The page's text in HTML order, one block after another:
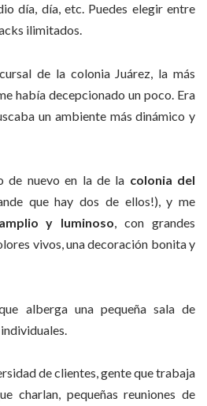
día, día, etc. Puedes elegir entre
ilimitados.
de la colonia Juárez, la más
había decepcionado un poco. Era
un ambiente más dinámico y
de nuevo en la de la colonia del
que hay dos de ellos!), y me
y luminoso, con grandes
vivos, una decoración bonita y
alberga una pequeña sala de
de clientes, gente que trabaja
charlan, pequeñas reuniones de